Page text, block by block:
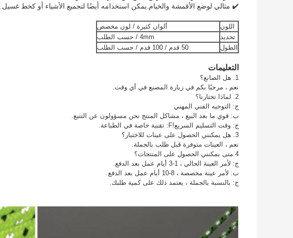
✔️ مثالي لوضع الأقمشة والخيام.يمكن استخدامه أيضًا لتجميع الأشياء أو كخط غسيل.
اللون
ألوان كثيرة / لون مخصص
تحديد
4mm / حسب الطلب
الطول
50 قدم / 100 قدم / حسب الطلب
التعليمات
1. هل الصانع؟
نعم ، مرحبًا بكم في زيارة المصنع في أي وقت.
2. لماذا تختارنا؟
ج: التوجيه الفني المهني
ب: قوي ما بعد البيع ، مشاكل المنتج نحن مسؤولون عن التتبع.
ج: وقت التسليم السريع!F: تقنية خاصة في الطباعة.
3. هل يمكنني الحصول على عينات للاختبار؟
نعم ، العينات متوفرة قبل طلب بالجملة.
4.متى يمكنني الحصول على المنتجات؟
ج: لأمر العينة الحالي ، 1-3 أيام عمل بعد الدفع.
ب: لأمر عينة مخصصة ، 8-10 أيام عمل بعد الدفع.
ج: بالنسبة بالجملة ، يعتمد ذلك على كمية طلبك.